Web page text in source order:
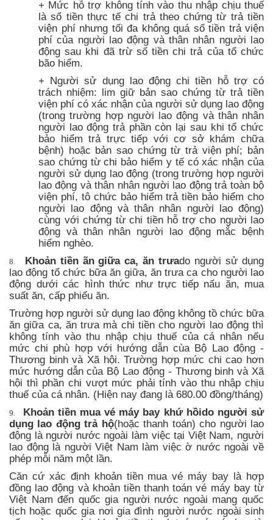
+ Mức hỗ trợ không tính vào thu nhập chịu thuế
là sổ tiền thực tế chi trả theo chứng từ trả tiền
viện phí nhưng tối đa không quá số tiền trả viện
phí của người lao động và thân nhân người lao
động sau khi đã trừ số tiền chi trả của tổ chức
bão hiểm.
+ Người sử dụng lao động chi tiền hỗ trợ có
trách nhiệm: lim giữ bản sao chứng từ trả tiền
viện phí có xác nhận của người sử dụng lao động
(trong trường hợp người lao động và thân nhân
người lao động trả phần còn lại sau khi tổ chức
bảo hiểm trả trực tiếp với cơ sở khám chữa
bệnh) hoặc bản sao chứng từ trả viện phí; bản
sao chứng từ chi bảo hiểm y tế có xác nhận của
người sử dụng lao động (trong trường hợp người
lao động và thân nhân người lao động trả toàn bộ
viện phí, tô chức bảo hiểm trả tiền bảo hiểm cho
người lao động và thân nhân người lao động)
cùng với chứng từ chi tiền hỗ trợ cho người lao
động và thân nhân người lao động mắc bệnh
hiểm nghèo.
8. Khoản tiền ãn giữa ca, ăn trưado người sử dụng
lao động tổ chức bữa ăn giữa, ăn trưa ca cho người lao
động dưới các hình thức như trực tiếp nấu ăn, mua
suất ăn, cấp phiếu ăn.
Trường hợp người sử dụng lao động không tồ chức bữa
ăn giữa ca, ăn trưa mà chi tiền cho người lao động thì
không tính vào thu nhập chịu thuế của cá nhân nếu
mức chi phù hợp với hướng dẫn cùa Bộ Lao động -
Thương binh và Xã hội. Trường hợp mức chi cao hơn
mức hướng dẫn của Bộ Lao động - Thương binh và Xã
hội thì phần chi vượt mức phải tính vào thu nhập chịu
thuế của cá nhân. (Hiện nay đang là 680.00 đồng/tháng)
9. Khoản tiền mua vé máy bay khứ hồido người sử
dụng lao động trả hộ(hoặc thanh toán) cho người lao
động là người nước ngoài làm việc tại Việt Nam, người
lao động là người Việt Nam làm việc ờ nước ngoài về
phép mỗi năm một lần.
Căn cứ xác định khoản tiền mua vé máy bay là hợp
đồng lao động và khoản tiền thanh toán vé máy bay từ
Việt Nam đến quốc gia người nước ngoài mang quốc
tịch hoặc quốc gia nơi gia đình người nước ngoài sinh